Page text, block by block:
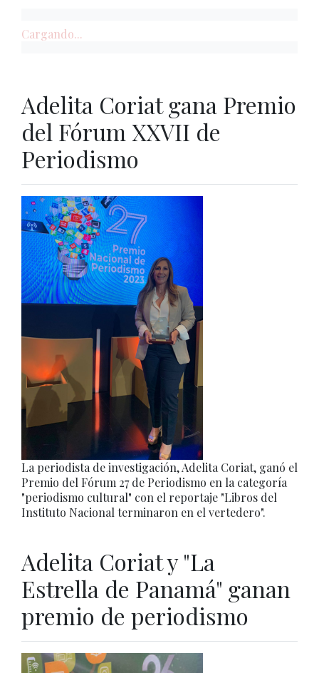
Cargando...
Adelita Coriat gana Premio
del Fórum XXVII de
Periodismo
La periodista de investigación, Adelita Coriat, ganó el
Premio del Fórum 27 de Periodismo en la categoría
"periodismo cultural" con el reportaje "Libros del
Instituto Nacional terminaron en el vertedero".
Adelita Coriat y "La
Estrella de Panamá" ganan
premio de periodismo